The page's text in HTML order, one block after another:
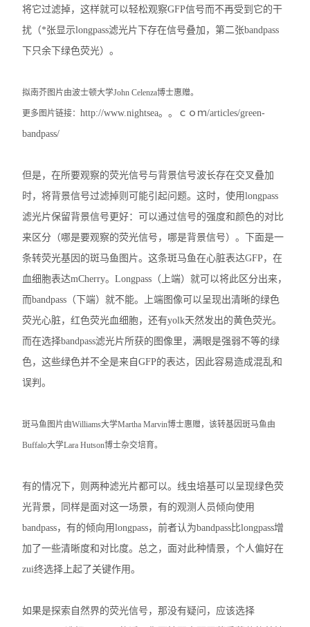
将它过滤掉，这样就可以轻松观察GFP信号而不再受到它的干
扰（*张显示longpass滤光片下存在信号叠加，第二张bandpass
下只余下绿色荧光）。
拟南芥图片由波士顿大学John Celenza博士惠赠。
更多图片链接：http://www.nightsea。。ｃｏｍ/articles/green-
bandpass/
但是，在所要观察的荧光信号与背景信号波长存在交叉叠加
时，将背景信号过滤掉则可能引起问题。这时，使用longpass
滤光片保留背景信号更好：可以通过信号的强度和颜色的对比
来区分（哪是要观察的荧光信号，哪是背景信号）。下面是一
条转荧光基因的斑马鱼图片。这条斑马鱼在心脏表达GFP，在
血细胞表达mCherry。Longpass（上端）就可以将此区分出来，
而bandpass（下端）就不能。上端图像可以呈现出清晰的绿色
荧光心脏，红色荧光血细胞，还有yolk天然发出的黄色荧光。
而在选择bandpass滤光片所获的图像里，满眼是强弱不等的绿
色，这些绿色并不全是来自GFP的表达，因此容易造成混乱和
误判。
斑马鱼图片由Williams大学Martha Marvin博士惠赠，该转基因斑马鱼由
Buffalo大学Lara Hutson博士杂交培育。
有的情况下，则两种滤光片都可以。线虫培基可以呈现绿色荧
光背景，同样是面对这一场景，有的观测人员倾向使用
bandpass，有的倾向用longpass，前者认为bandpass比longpass增
加了一些清晰度和对比度。总之，面对此种情景，个人偏好在
zui终选择上起了关键作用。
如果是探索自然界的荧光信号，那没有疑问，应该选择